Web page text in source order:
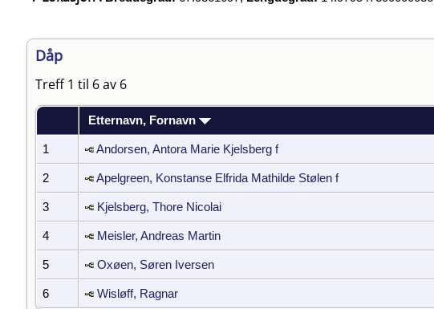
Dåp
Treff 1 til 6 av 6
Etternavn, Fornavn
1 Andorsen, Antora Marie Kjelsberg f
2 Apelgreen, Konstanse Elfrida Mathilde Stølen f
3 Kjelsberg, Thore Nicolai
4 Meisler, Andreas Martin
5 Oxøen, Søren Iversen
6 Wisløff, Ragnar